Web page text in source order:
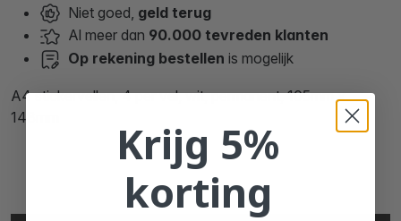
Niet goed, geld terug
Al meer dan 90.000 tevreden klanten
Op rekening bestellen is mogelijk
A4 stickervellen, 4 per vel, wit, permanent, 105mm x
148mm
Krijg 5%
korting